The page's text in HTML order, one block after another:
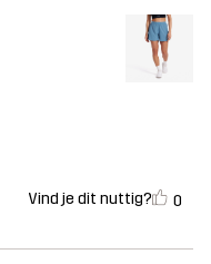
Vind je dit nuttig? 0